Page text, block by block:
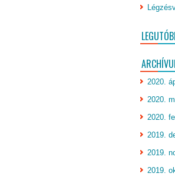
2020.
2020.
2020.
2019.
2019.
2019.